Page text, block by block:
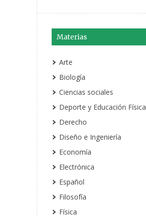
Materias
Arte
Biología
Ciencias sociales
Deporte y Educación Física
Derecho
Diseño e Ingeniería
Economía
Electrónica
Español
Filosofía
Física